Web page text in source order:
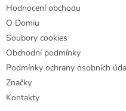
Hodnocení obchodu
O Domiu
Soubory cookies
Obchodní podmínky
Podmínky ochrany osobních
Značky
Kontakty